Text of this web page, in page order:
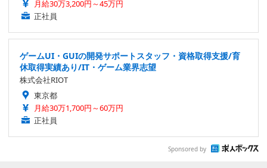
月給30万3,200円～45万円
正社員
ゲームUI・GUIの開発サポートスタッフ・資格取得支援/育
休取得実績あり/IT・ゲーム業界志望
株式会社RIOT
東京都
月給30万1,700円～60万円
正社員
Sponsored by